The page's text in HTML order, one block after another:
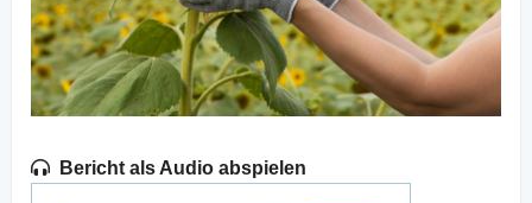
Bericht als Audio abspielen